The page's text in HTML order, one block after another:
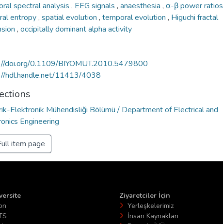
spectral analysis , EEG signals , anaesthesia , α-β power ratios
entropy, spatial evolution , temporal evolution , Higuchi fractal
, occipitally dominant alpha activity
doi.org/0.1109/BIYOMUT.2010.5479800
hdl.handle.net/11413/4038
Elektronik Mühendisliği Bölümü / Department of Electrical and
Engineering
item page
Ziyaretciler İçin
Yerleşkelerimiz
İnsan Kaynakları